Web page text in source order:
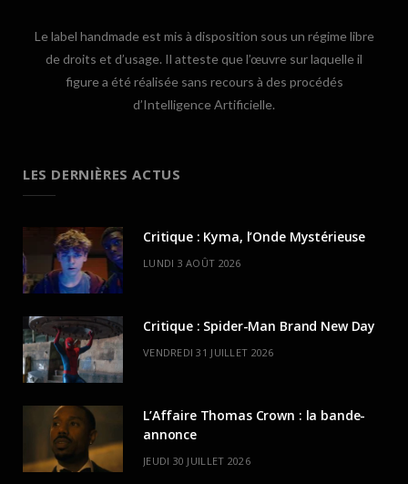
Le label handmade est mis à disposition sous un régime libre
de droits et d’usage. Il atteste que l’œuvre sur laquelle il
figure a été réalisée sans recours à des procédés
d’Intelligence Artificielle.
LES DERNIÈRES ACTUS
Critique : Kyma, l’Onde Mystérieuse
LUNDI 3 AOÛT 2026
Critique : Spider-Man Brand New Day
VENDREDI 31 JUILLET 2026
L’Affaire Thomas Crown : la bande-
annonce
JEUDI 30 JUILLET 2026